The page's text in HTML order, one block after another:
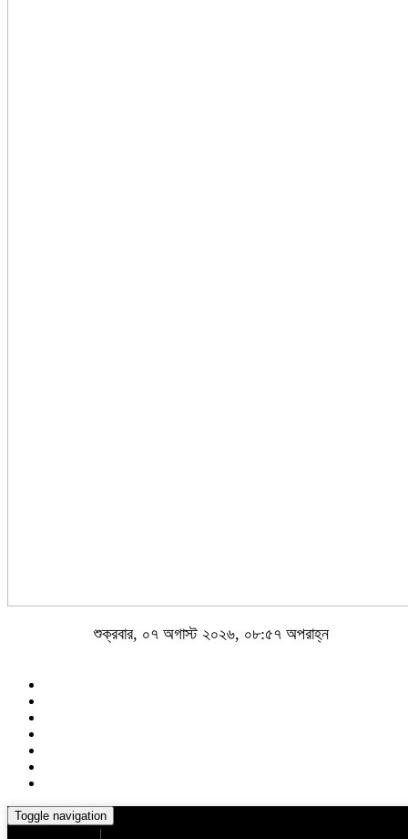
শুক্রবার, ০৭ অগাস্ট ২০২৬, ০৮:৫৭ অপরাহ্ন
Toggle navigation